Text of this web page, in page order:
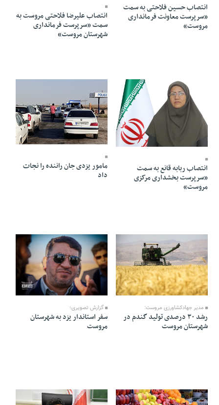
انتصاب حسین فلاحتی به سمت
«سرپرست معاونت فرمانداری
مروست»
انتصاب علیرضا فلاحتی مروست به
سمت «سرپرست فرمانداری
شهرستان مروست»
25 Azar 1403 - 00:16
انتصاب ربابه قانع به سمت
«سرپرست بخشداری مرکزی
مروست»
11 Azar 1403 - 19:11
مامور یزدی جان راننده را نجات
داد
19 Tir 1403 - 10:45
مدیر جهادکشاورزی مروست:
رشد ۳۰ درصدی تولید گندم در
شهرستان مروست
19 Tir 1403 - 10:41
گزارش تصویری؛
سفر استاندار یزد به شهرستان
مروست